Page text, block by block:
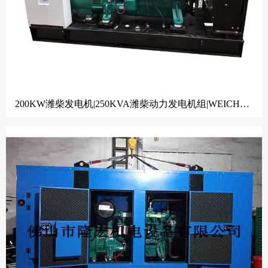
200KW潍柴发电机|250KVA潍柴动力发电机组|WEICHAI|潍柴发电机|佛山发电机工厂